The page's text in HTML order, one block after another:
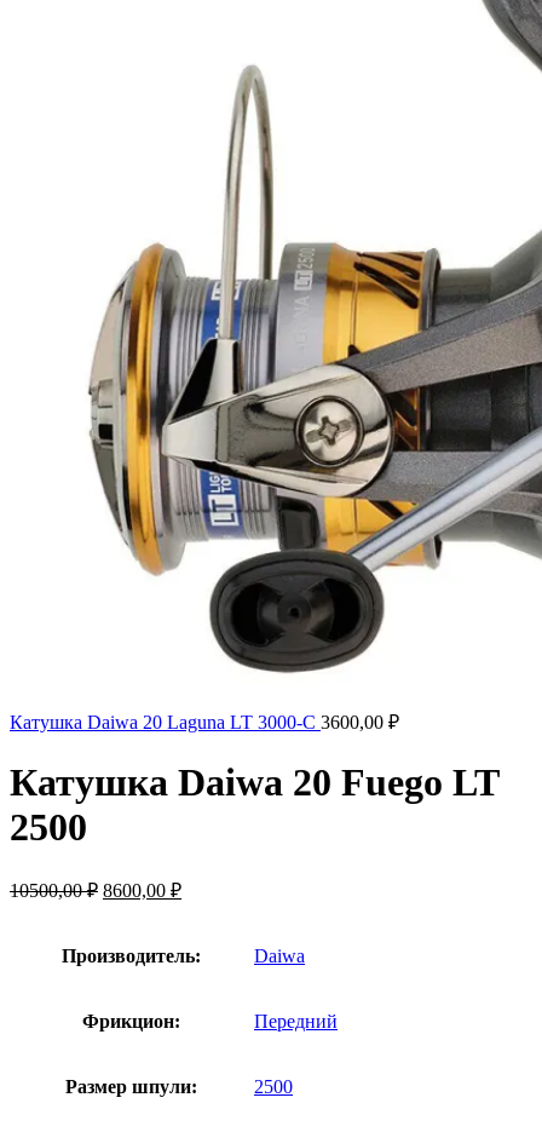
Катушка Daiwa 20 Laguna LT 3000-C 3600,00 ₽
Катушка Daiwa 20 Fuego LT
2500
10500,00₽ 8600,00 ₽
Производитель: Daiwa
Фрикцион: Передний
Размер шпули: 2500